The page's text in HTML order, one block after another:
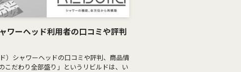
ワーヘッド利用者の口コミや評判
）シャワーヘッドの口コミや評判、商品情
こだわり全部盛り」というリビルドは、い